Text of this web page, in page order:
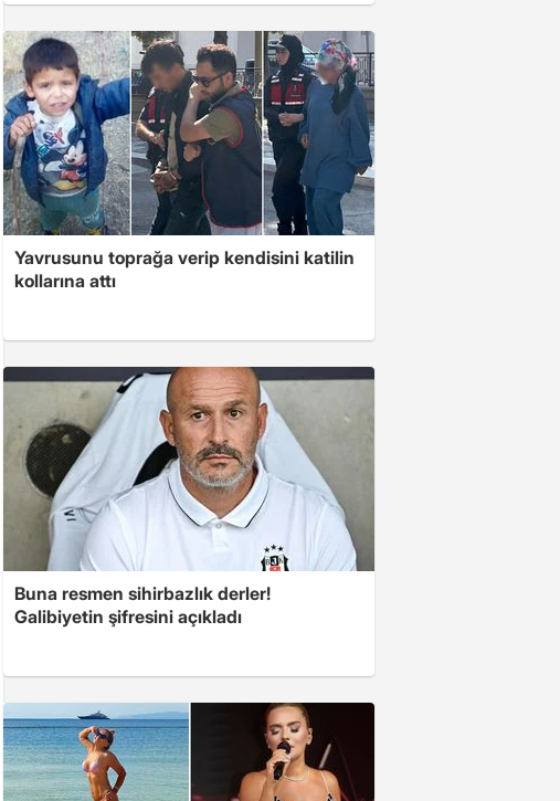
Yavrusunu toprağa verip kendisini katilin
kollarına attı
Buna resmen sihirbazlık derler!
Galibiyetin şifresini açıkladı